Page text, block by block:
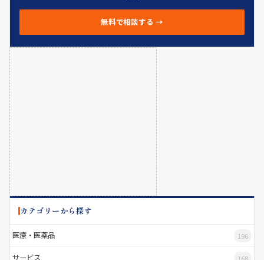
無料で相談する →
カテゴリーから探す
医療・医薬品 196
サービス